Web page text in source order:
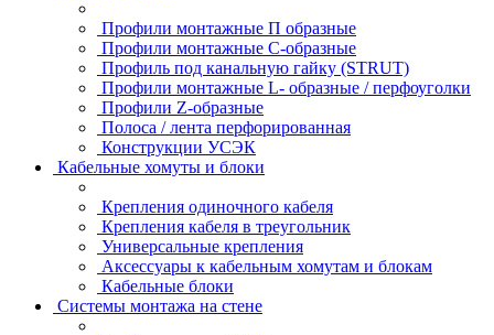
Профили монтажные П образные
Профили монтажные C-образные
Профиль под канальную гайку (STRUT)
Профили монтажные L- образные / перфоуголки
Профили Z-образные
Полоса / лента перфорированная
Конструкции УСЭК
Кабельные хомуты и блоки
Крепления одиночного кабеля
Крепления кабеля в треугольник
Универсальные крепления
Аксессуары к кабельным хомутам и блокам
Кабельные блоки
Системы монтажа на стене